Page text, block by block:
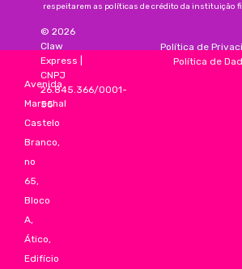
respeitarem as políticas de crédito da instituição
Avenida
Marechal
Castelo
Branco,
no
65,
Bloco
A,
Ático,
Edifício
© 2026
Claw
Express
CNPJ
26.845.366/0001-
55
Política de
Política de